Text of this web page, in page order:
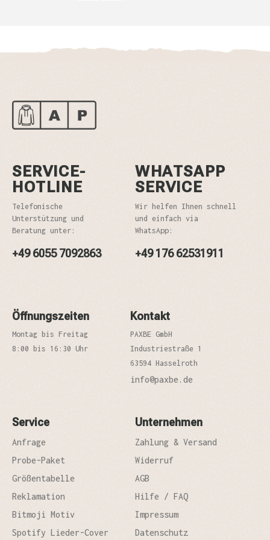
SERVICE-
HOTLINE
Telefonische
Unterstützung und
Beratung unter:
+49 6055 7092863
WHATSAPP
SERVICE
Wir helfen Ihnen schnell
und einfach via
WhatsApp:
+49 176 62531911
Öffnungszeiten
Montag bis Freitag
8:00 bis 16:30 Uhr
Kontakt
PAXBE GmbH
Industriestraße 1
63594 Hasselroth
info@paxbe.de
Service
Anfrage
Probe-Paket
Größentabelle
Reklamation
Bitmoji Motiv
Spotify Lieder-Cover
Unternehmen
Zahlung & Versand
Widerruf
AGB
Hilfe / FAQ
Impressum
Datenschutz